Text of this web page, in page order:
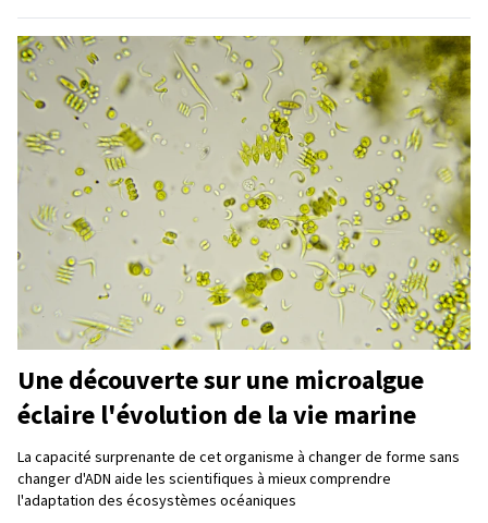
Une découverte sur une microalgue
éclaire l'évolution de la vie marine
La capacité surprenante de cet organisme à changer de forme sans
changer d'ADN aide les scientifiques à mieux comprendre
l'adaptation des écosystèmes océaniques